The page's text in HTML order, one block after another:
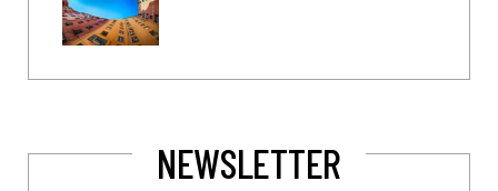
NEWSLETTER